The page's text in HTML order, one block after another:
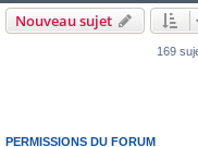
Nouveau sujet
169
PERMISSIONS DU FORUM